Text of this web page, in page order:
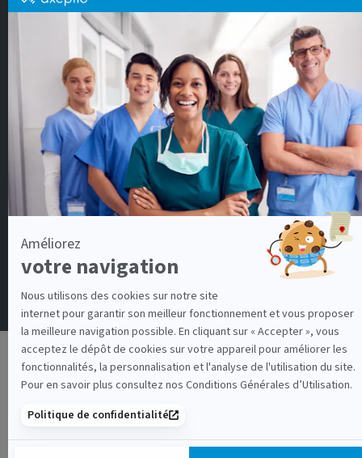
Paris
NOS OFFRES DE
Aide soignant
Docteur en médecine
Infirmier IDE
Infirmier de Bloc Opératoire
Kinésithérapeute
Conditions générales d'utilisation
Politique de protection des données personnelles